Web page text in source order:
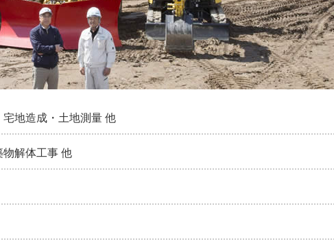
宅地造成・土地測量 他
物解体工事 他